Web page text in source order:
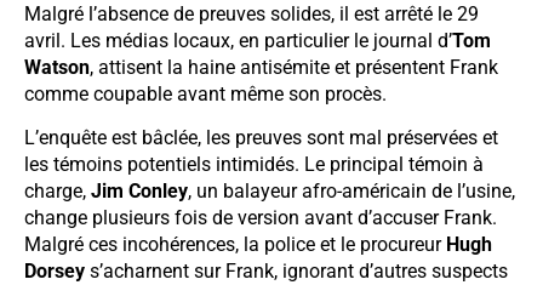
Malgré l’absence de preuves solides, il est arrêté le 29
avril. Les médias locaux, en particulier le journal d’Tom
Watson, attisent la haine antisémite et présentent Frank
comme coupable avant même son procès.
L’enquête est bâclée, les preuves sont mal préservées et
les témoins potentiels intimidés. Le principal témoin à
charge, Jim Conley, un balayeur afro-américain de l’usine,
change plusieurs fois de version avant d’accuser Frank.
Malgré ces incohérences, la police et le procureur Hugh
Dorsey s’acharnent sur Frank, ignorant d’autres suspects